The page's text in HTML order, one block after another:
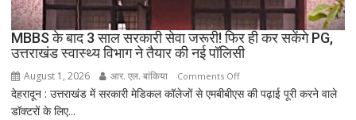
दर्दनाक
मौत,
दो
अब
भी
लापता
MBBS के बाद 3 साल सरकारी सेवा जरूरी! फिर ही कर सकेंगे PG,
उत्तराखंड स्वास्थ्य विभाग ने तैयार की नई पॉलिसी
August 1, 2026 आर. एल. बांकिया Comments Offon
MBBS
देहरादून : उत्तराखंड में सरकारी मेडिकल कॉलेजों से एमबीबीएस की पढ़ाई पूरी करने वाले
डॉक्टरों के लिए...